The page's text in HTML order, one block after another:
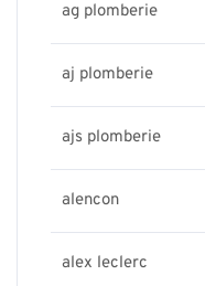
ag plomberie
aj plomberie
ajs plomberie
alencon
alex leclerc